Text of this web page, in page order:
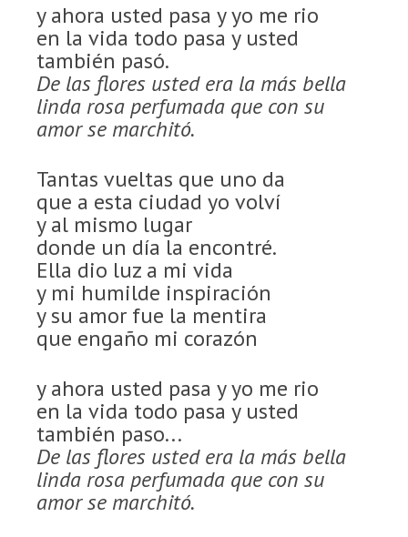
y ahora usted pasa y yo me rio
en la vida todo pasa y usted
también pasó.
De las flores usted era la más bella
linda rosa perfumada que con su
amor se marchitó.
Tantas vueltas que uno da
que a esta ciudad yo volví
y al mismo lugar
donde un día la encontré.
Ella dio luz a mi vida
y mi humilde inspiración
y su amor fue la mentira
que engaño mi corazón
y ahora usted pasa y yo me rio
en la vida todo pasa y usted
también paso...
De las flores usted era la más bella
linda rosa perfumada que con su
amor se marchitó.